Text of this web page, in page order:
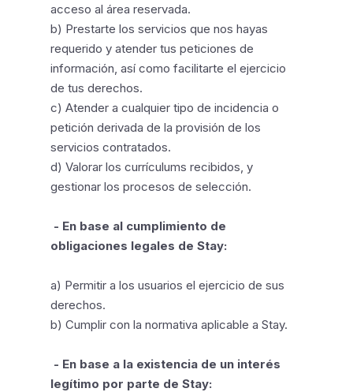
acceso al área reservada.
b) Prestarte los servicios que nos hayas
requerido y atender tus peticiones de
información, así como facilitarte el ejercicio
de tus derechos.
c) Atender a cualquier tipo de incidencia o
petición derivada de la provisión de los
servicios contratados.
d) Valorar los currículums recibidos, y
gestionar los procesos de selección.
- En base al cumplimiento de
obligaciones legales de Stay:
a) Permitir a los usuarios el ejercicio de sus
derechos.
b) Cumplir con la normativa aplicable a Stay.
- En base a la existencia de un interés
legítimo por parte de Stay: